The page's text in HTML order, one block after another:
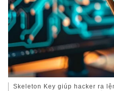
Skeleton Key giúp hacker ra